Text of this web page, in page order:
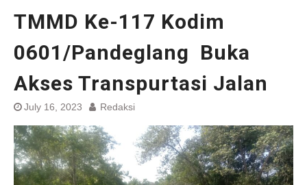
TMMD Ke-117 Kodim
0601/Pandeglang Buka
Akses Transpurtasi Jalan
July 16, 2023 Redaksi